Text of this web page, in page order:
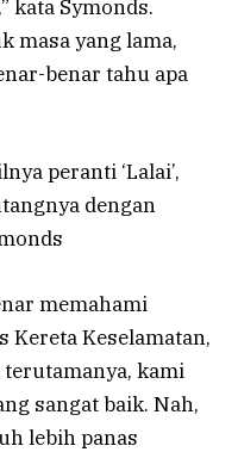
kata Symonds.
masa yang lama,
benar tahu apa
peranti ‘Lalai’,
dengan
memahami
Kereta Keselamatan,
kami
sangat baik. Nah,
lebih panas